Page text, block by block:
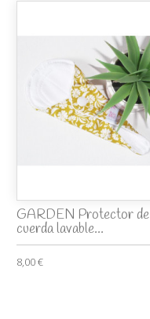
GARDEN Protector de
cuerda lavable...
8,00 €